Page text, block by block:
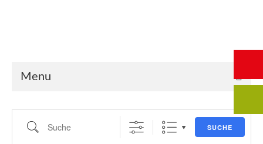
Menu
Suche SUCHE